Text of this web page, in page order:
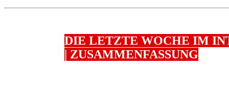
DIE LETZTE WOCHE IM
| ZUSAMMENFASSUNG